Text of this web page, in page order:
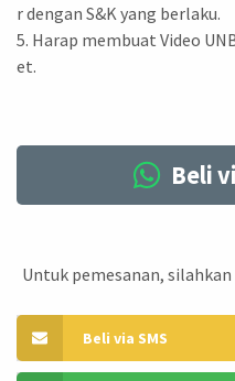
r dengan S&K yang berlaku.
5. Harap membuat Video
et.
Beli
Untuk pemesanan,
Beli via SMS